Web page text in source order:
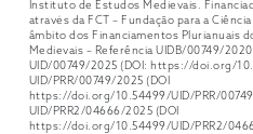
Instituto de Estudos Medievais.
através da FCT – Fundação para a
âmbito dos Financiamentos Plurianuais
Medievais – Referência UIDB/00749/
UID/00749/2025 (DOI: https://doi.org/
UID/PRR/00749/2025 (DOI
https://doi.org/10.54499/UID/PRR/
UID/PRR2/04666/2025 (DOI
https://doi.org/10.54499/UID/PRR2/